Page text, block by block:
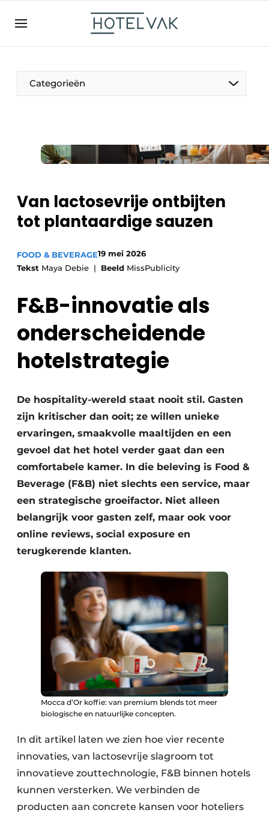
EN
NL
EN
FR
Categorieën
De Pen
Projecten
HR & Personeel
Van lactosevrije ontbijten
tot plantaardige sauzen
FOOD & BEVERAGE19 mei 2026
Tekst Maya Debie | Beeld MissPublicity
F&B-innovatie als
onderscheidende
hotelstrategie
De hospitality-wereld staat nooit stil. Gasten
zijn kritischer dan ooit; ze willen unieke
ervaringen, smaakvolle maaltijden en een
gevoel dat het hotel verder gaat dan een
comfortabele kamer. In die beleving is Food &
Beverage (F&B) niet slechts een service, maar
een strategische groeifactor. Niet alleen
belangrijk voor gasten zelf, maar ook voor
online reviews, social exposure en
terugkerende klanten.
Mocca d’Or koffie: van premium blends tot meer
biologische en natuurlijke concepten.
In dit artikel laten we zien hoe vier recente
innovaties, van lactosevrije slagroom tot
innovatieve zouttechnologie, F&B binnen hotels
kunnen versterken. We verbinden de
producten aan concrete kansen voor hoteliers